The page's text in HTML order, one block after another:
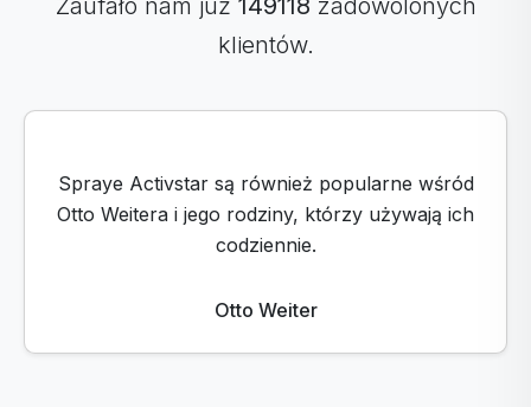
klientów.
Witam wszystkich, nosiłem ortezę kolana
przez dziesięć lat po operacji, a przyjaciel
polecił mi spray Activcollagen i spray
miesięcy.